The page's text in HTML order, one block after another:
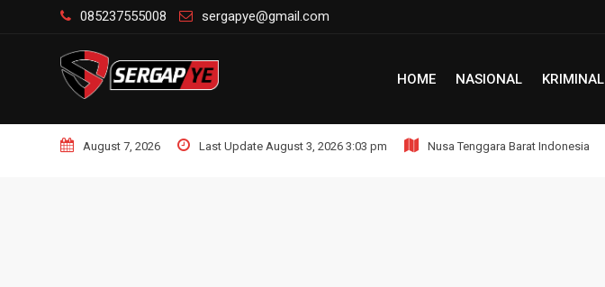
085237555008 sergapye@gmail.com
HOME NASIONAL KRIMINAL
August 7, 2026 Last Update August 3, 2026 3:03 pm Nusa Tenggara Barat Indonesia